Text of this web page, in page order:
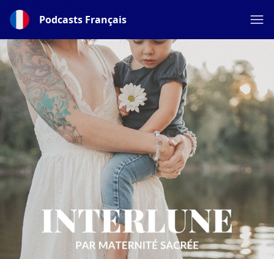
Podcasts Français